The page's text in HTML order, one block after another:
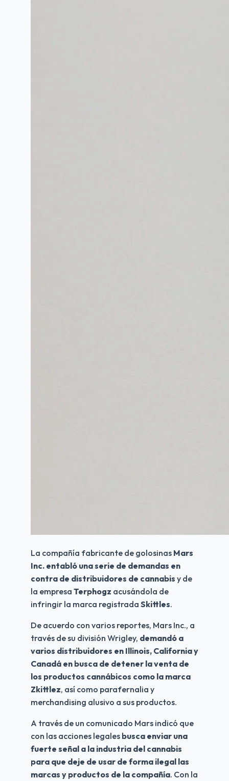
La compañía fabricante de golosinas Mars
Inc. entabló una serie de demandas en
contra de distribuidores de cannabis y de
la empresa Terphogz acusándola de
infringir la marca registrada Skittles.
De acuerdo con varios reportes, Mars Inc., a
través de su división Wrigley, demandó a
varios distribuidores en Illinois, California y
Canadá en busca de detener la venta de
los productos cannábicos como la marca
Zkittlez, así como parafernalia y
merchandising alusivo a sus productos.
A través de un comunicado Mars indicó que
con las acciones legales busca enviar una
fuerte señal a la industria del cannabis
para que deje de usar de forma ilegal las
marcas y productos de la compañía. Con la